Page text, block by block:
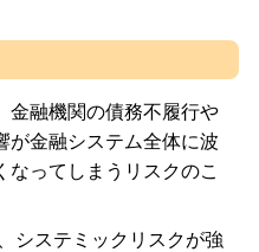
金融機関の債務不履行や
が金融システム全体に波
なってしまうリスクのこ
システミックリスクが強